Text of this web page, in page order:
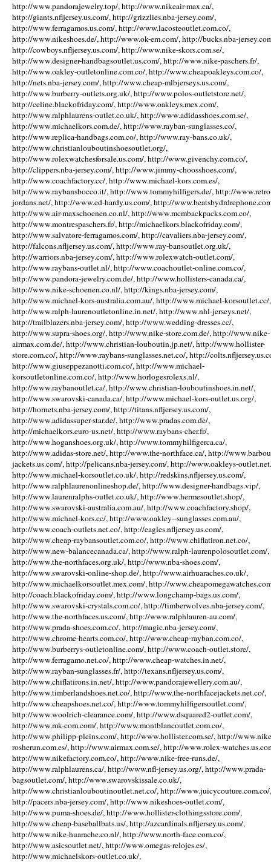
http://www.pandorajewelry.top/, http://www.nikeair-max.ca/,
http://giants.nfljersey.us.com/, http://grizzlies.nba-jersey.com/,
http://www.ferragamos.us.com/, http://www.lacosteoutlet.com.co/,
http://www.nikeshoes.de/, http://www.ok-em.com/, http://bucks.nba-
http://cowboys.nfljersey.us.com/, http://www.nike-skors.com.se/,
http://www.designer-handbagsoutlet.us.com/, http://www.nike-paschers.fr/,
http://www.oakley-outletonline.com.co/, http://www.cheapoakleys.com.co/,
http://nets.nba-jersey.com/, http://www.cheap-mlbjerseys.us.com/,
http://www.burberry-outlets.org.uk/, http://www.polos-outletstore.net/,
http://celine.blackofriday.com/, http://www.oakleys.mex.com/,
http://www.ralphlaurens-outlet.co.uk/, http://www.adidasshoes.com.se/,
http://www.michaelkors.com.de/, http://www.rayban-sunglasses.co/,
http://www.replica-handbags.com.co/, http://www.ray-bans.co.uk/,
http://www.christianlouboutinshoesoutlet.org/,
http://www.rolexwatchesforsale.us.com/, http://www.givenchy.com.co/,
http://clippers.nba-jersey.com/, http://www.jimmy-choosshoes.com/,
http://www.coachfactory.cc/, http://www.michael-kors.com.es/,
http://www.raybansbocco.it/, http://www.tommyhilfigers.de/, http://
jordans.net/, http://www.ed-hardy.us.com/, http://
http://www.air-maxschoenen.co.nl/, http://www.mcmbackpacks.com.co/,
http://www.montrespaschers.fr/, http://michaelkors.blackofriday.com/,
http://www.salvatore-ferragamos.com/, http://cavaliers.nba-jersey.com/,
http://falcons.nfljersey.us.com/, http://www.ray-bansoutlet.org.uk/,
http://warriors.nba-jersey.com/, http://www.rolexwatch-outlet.com/,
http://www.raybans-outlet.nl/, http://www.coachoutlet-online.com.co/,
http://www.pandora-jewelry.com.de/, http://www.hollisters-canada.ca/,
http://www.nike-schoenen.co.nl/, http://kings.nba-jersey.com/,
http://www.michael-kors-australia.com.au/, http://www.michael-korsoutlet.cc/,
http://www.ralph-laurenoutletonline.in.net/, http://www.nhl-jerseys.net/,
http://trailblazers.nba-jersey.com/, http://www.wedding-dresses.cc/,
http://www.supra-shoes.org/, http://www.nike-store.com.de/, http://www.nike-
airmax.com.de/, http://www.christian-louboutin.jp.net/, http://www.hollister-
store.com.co/, http://www.raybans-sunglasses.net.co/, http://
http://www.giuseppezanotti.com.co/, http://www.michael-
korsoutletonline.com.co/, http://www.horlogesrolexs.nl/,
http://www.raybanoutlet.ca/, http://www.christian-louboutinshoes.in.net/,
http://www.swarovski-canada.ca/, http://www.michael-kors-outlet.us.org/,
http://hornets.nba-jersey.com/, http://titans.nfljersey.us.com/,
http://www.adidassuper-star.de/, http://www.pradas.com.de/,
http://michaelkors.euro-us.net/, http://www.raybans-cher.fr/,
http://www.hoganshoes.org.uk/, http://www.tommyhilfigerca.ca/,
http://www.adidas-store.net/, http://www.the-northface.ca/, http://
jackets.us.com/, http://pelicans.nba-jersey.com/, http://www.oakleys-
http://www.michael-korsoutlet.co.uk/, http://redskins.nfljersey.us.com/,
http://www.ralphlaurenonlineshop.de/, http://www.designer-handbags.vip/,
http://www.laurenralphs-outlet.co.uk/, http://www.hermesoutlet.shop/,
http://www.swarovski-australia.com.au/, http://www.coachfactory.shop/,
http://www.michael-kors.cc/, http://www.oakley--sunglasses.com.au/,
http://www.coach-outlets.net.co/, http://eagles.nfljersey.us.com/,
http://www.cheap-raybansoutlet.com.co/, http://www.chiflatiron.net.co/,
http://www.new-balancecanada.ca/, http://www.ralph-laurenpolosoutlet.com/,
http://www.the-northfaces.org.uk/, http://www.nba-shoes.com/,
http://www.swarovski-online-shop.de/, http://www.airhuaraches.co.uk/,
http://www.michaelkorsoutlet.mex.com/, http://
http://coach.blackofriday.com/, http://www.longchamp-bags.us.com/,
http://www.swarovski-crystals.com.co/, http://timberwolves.nba-jersey.com/,
http://www.the-northfaces.us.com/, http://www.ralphlauren-au.com/,
http://www.prada-shoes.com.co/, http://magic.nba-jersey.com/,
http://www.chrome-hearts.com.co/, http://www.cheap-rayban.com.co/,
http://www.burberrys-outletonline.com/, http://www.coach-outlet.store/,
http://www.ferragamo.net.co/, http://www.cheap-watches.in.net/,
http://www.rayban-sunglasses.fr/, http://texans.nfljersey.us.com/,
http://www.chiflatirons.in.net/, http://www.pandorajewellery.com.au/,
http://www.timberlandshoes.net.co/, http://www.the-northfacejackets.net.co/,
http://www.cheapshoes.net.co/, http://www.tommyhilfigersoutlet.com/,
http://www.woolrich-clearance.com/, http://www.dsquared2-outlet.com/,
http://www.mk-com.com/, http://www.montblancoutlet.com.co/,
http://www.philipp-pleins.com/, http://www.hollister.com.se/, http://
rosherun.com.es/, http://www.airmax.com.se/, http://www.rolex-
http://www.nikefactory.com.co/, http://www.nike-free-runs.de/,
http://www.ralphlaurens.ca/, http://www.nfl-jersey.us.org/, http://www.prada-
bagsoutlet.com/, http://www.swarovskissale.co.uk/,
http://www.christianlouboutinoutlet.net.co/, http://www.juicycouture.com.co/,
http://pacers.nba-jersey.com/, http://www.nikeshoes-outlet.com/,
http://www.puma-shoes.de/, http://www.hollister-clothingsstore.com/,
http://www.cheap-baseballbats.us/, http://azcardinals.nfljersey.us.com/,
http://www.nike-huarache.co.nl/, http://www.north-face.com.co/,
http://www.asicsoutlet.net/, http://www.omegas-relojes.es/,
http://www.michaelskors-outlet.co.uk/,